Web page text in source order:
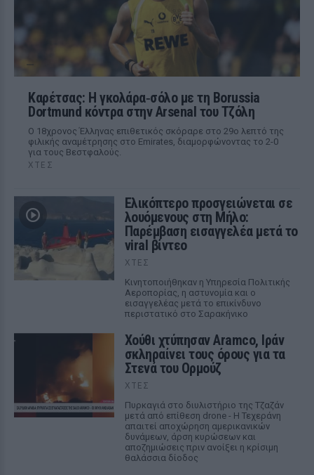
Καρέτσας: Η γκολάρα‑σόλο με τη Borussia
Dortmund κόντρα στην Arsenal του Τζόλη
Ο 18χρονος Έλληνας επιθετικός σκόραρε στο 29ο λεπτό της
φιλικής αναμέτρησης στο Emirates, διαμορφώνοντας το 2-0
για τους Βεστφαλούς.
ΧΤΕΣ
Ελικόπτερο προσγειώνεται σε
λουόμενους στη Μήλο:
Παρέμβαση εισαγγελέα μετά το
viral βίντεο
ΧΤΕΣ
Κινητοποιήθηκαν η Υπηρεσία Πολιτικής
Αεροπορίας, η αστυνομία και ο
εισαγγελέας μετά το επικίνδυνο
περιστατικό στο Σαρακήνικο
Χούθι χτύπησαν Aramco, Ιράν
σκληραίνει τους όρους για τα
Στενά του Ορμούζ
ΧΤΕΣ
Πυρκαγιά στο διυλιστήριο της Τζαζάν
μετά από επίθεση drone - Η Τεχεράνη
απαιτεί αποχώρηση αμερικανικών
δυνάμεων, άρση κυρώσεων και
αποζημιώσεις πριν ανοίξει η κρίσιμη
θαλάσσια δίοδος